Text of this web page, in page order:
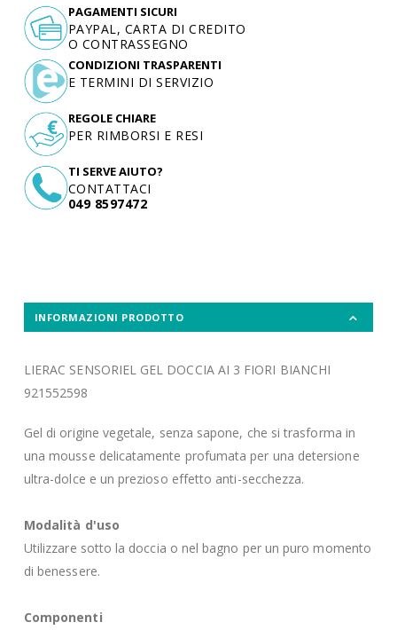
TI SERVE AIUTO?
CONTATTACI
049 8597472
PAGAMENTI SICURI
PAYPAL, CARTA DI CREDITO
O CONTRASSEGNO
CONDIZIONI TRASPARENTI
E TERMINI DI SERVIZIO
REGOLE CHIARE
PER RIMBORSI E RESI
INFORMAZIONI PRODOTTO
LIERAC SENSORIEL GEL DOCCIA AI 3 FIORI BIANCHI
921552598
Gel di origine vegetale, senza sapone, che si trasforma in
una mousse delicatamente profumata per una detersione
ultra-dolce e un prezioso effetto anti-secchezza.
Modalità d'uso
Utilizzare sotto la doccia o nel bagno per un puro momento
di benessere.
Componenti